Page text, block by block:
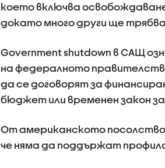
което включва
докато много други ще
Government shutdown в САЩ
на федералното
да се договорят за
бюджет или временен закон
От американското посолство
че няма да поддържат